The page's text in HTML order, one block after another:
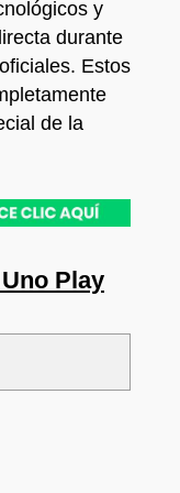
y
durante
Estos
de la
Play